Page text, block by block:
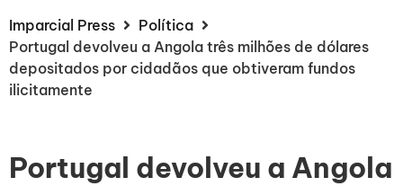
Imparcial Press
Política
Portugal devolveu a Angola três milhões de dólares
depositados por cidadãos que obtiveram fundos
ilicitamente
Portugal devolveu a Angola